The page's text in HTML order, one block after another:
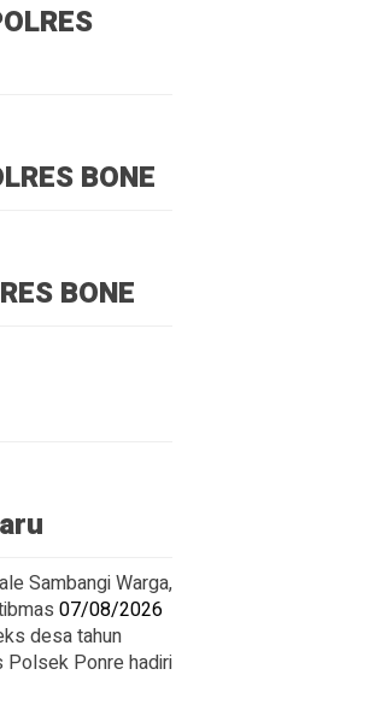
BONE
BONE
Sambangi Warga,
07/08/2026
desa tahun
Polsek Ponre hadiri